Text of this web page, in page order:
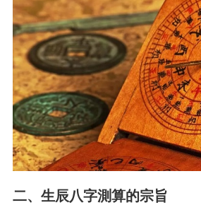
二、生辰八字測算的宗旨